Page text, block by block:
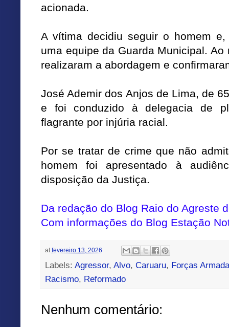
acionada.
A vítima decidiu seguir o homem
uma equipe da Guarda Municipal.
realizaram a abordagem e
José Ademir dos Anjos de Lima, de
e foi conduzido à delegacia de
flagrante por injúria racial.
Por se tratar de crime que não
homem foi apresentado à
disposição da Justiça.
Da redação do Blog Raio do Agreste
Com informações do Blog Estação
at fevereiro 13, 2026
Labels: Agressor, Alvo, Caruaru, Forças
Racismo, Reformado
Nenhum comentário: